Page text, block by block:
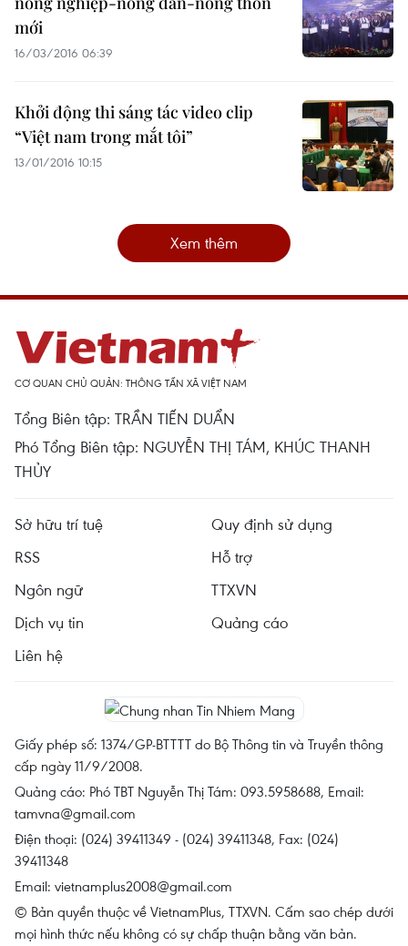
mới
16/03/2016 06:39
Khởi động thi sáng tác video clip
“Việt nam trong mắt tôi”
13/01/2016 10:15
Xem thêm
CƠ QUAN CHỦ QUẢN: THÔNG TẤN XÃ VIỆT NAM
Tổng Biên tập: TRẦN TIẾN DUẨN
Phó Tổng Biên tập: NGUYỄN THỊ TÁM, KHÚC THANH
THỦY
Sở hữu trí tuệ
Quy định sử dụng
RSS
Hỗ trợ
Ngôn ngữ
TTXVN
Dịch vụ tin
Quảng cáo
Liên hệ
Giấy phép số: 1374/GP-BTTTT do Bộ Thông tin và Truyền thông
cấp ngày 11/9/2008.
Quảng cáo: Phó TBT Nguyễn Thị Tám: 093.5958688, Email:
tamvna@gmail.com
Điện thoại: (024) 39411349 - (024) 39411348, Fax: (024)
39411348
Email: vietnamplus2008@gmail.com
© Bản quyền thuộc về VietnamPlus, TTXVN. Cấm sao chép dưới
mọi hình thức nếu không có sự chấp thuận bằng văn bản.